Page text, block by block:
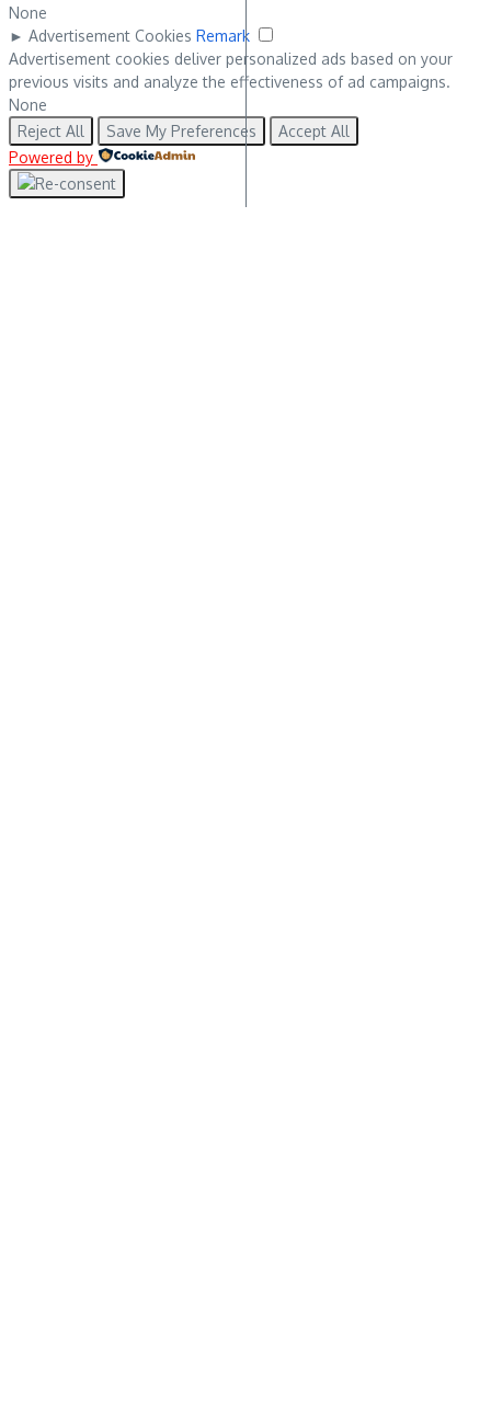
None
► Advertisement Cookies Remark
Advertisement cookies deliver personalized ads based on your
previous visits and analyze the effectiveness of ad campaigns.
None
Reject All
Save My Preferences
Accept All
Powered by